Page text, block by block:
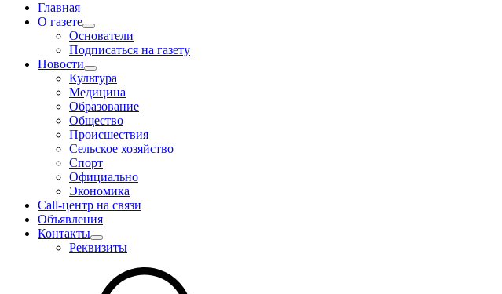
Главная
О газете
Основатели
Подписаться на газету
Новости
Культура
Медицина
Образование
Общество
Происшествия
Сельское хозяйство
Спорт
Официально
Экономика
Call-центр на связи
Объявления
Контакты
Реквизиты